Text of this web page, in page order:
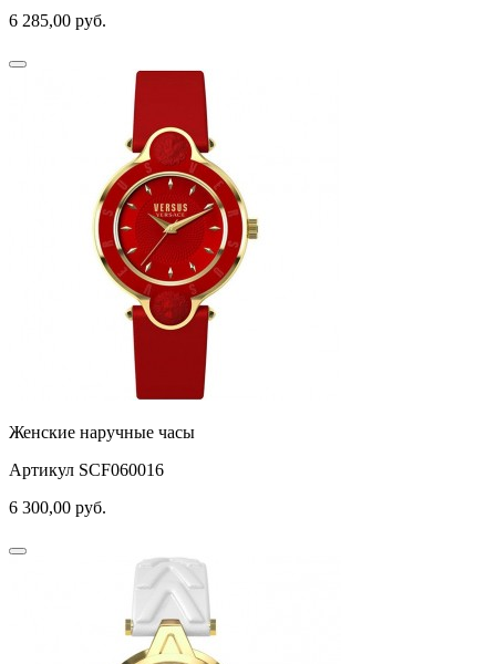
6 285,00 руб.
Женские наручные часы
Артикул SCF060016
6 300,00 руб.